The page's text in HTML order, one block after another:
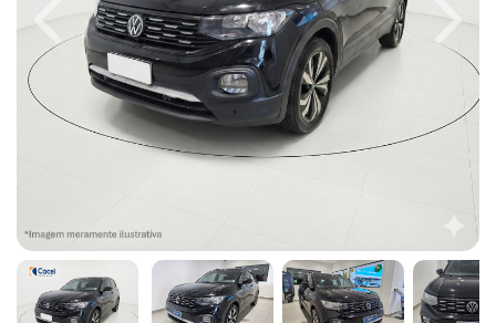
Previous Next